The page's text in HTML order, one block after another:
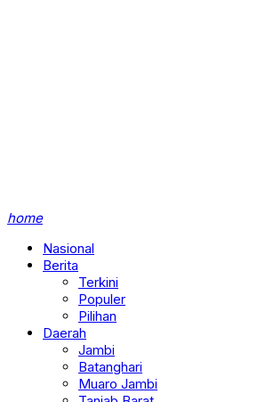
home
Nasional
Berita
Terkini
Populer
Pilihan
Daerah
Jambi
Batanghari
Muaro Jambi